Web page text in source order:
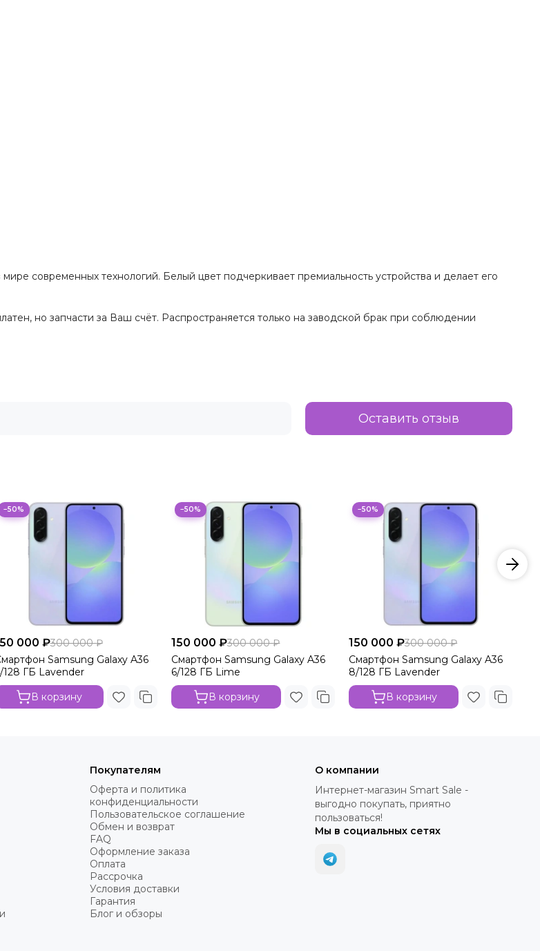
современных технологий. Белый цвет подчеркивает премиальность устройства и делает его
но запчасти за Ваш счёт. Распространяется только на заводской брак при соблюдении
Оставить отзыв
−50%
000 ₽300 000 ₽
Samsung Galaxy A36
128 ГБ Lavender
В корзину
−50%
150 000 ₽300 000 ₽
Смартфон Samsung Galaxy A36
6/128 ГБ Lime
В корзину
−50%
150 000 ₽300 000 ₽
Смартфон Samsung Galaxy A36
8/128 ГБ Lavender
В корзину
Покупателям
Оферта и политика
конфиденциальности
Пользовательское соглашение
Обмен и возврат
FAQ
Оформление заказа
Оплата
Рассрочка
Условия доставки
Гарантия
Блог и обзоры
О компании
Интернет-магазин Smart Sale -
выгодно покупать, приятно
пользоваться!
Мы в социальных сетях